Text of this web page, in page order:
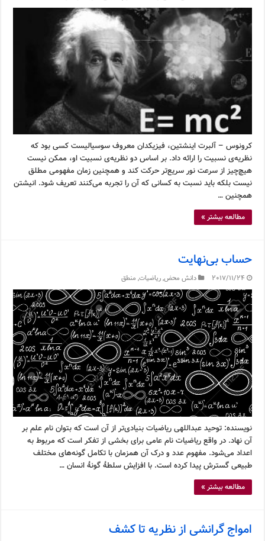
کرونوس – آلبرت اینشتین، فیزیکدان معروف سوسیالیست کسی بود که
نظریه‌ی نسبیت را ارائه داد. بر اساس دو نظریه‌ی نسبیت او، ممکن نیست
هیچ‌چیز از سرعت نور سریع‌تر حرکت کند و همچنین زمان مفهومی مطلق
نیست بلکه باید نسبت به کسانی که آن را تجربه می‌کنند تعریف شود. انیشتن
همچنین …
مطالعه بیشتر »
حساب بی‌نهایت
2017/11/24 دانش محض,ریاضیات, منطق
نویسنده: توحید عبداللهی ریاضیات بنیادی‌تر از آن است که بتوان نام علم بر
آن نهاد. در واقع ریاضیات نام عامی برای بخشی از تفکر است که مربوط به
اعداد می‌شود. مفهوم عدد و درک آن همزمان با تکامل گونه‌های مختلف
طبیعی گسترش پیدا کرده است. با افزایش سلطۀ گونۀ انسان …
مطالعه بیشتر »
امواج گرانشی از نظریه تا کشف